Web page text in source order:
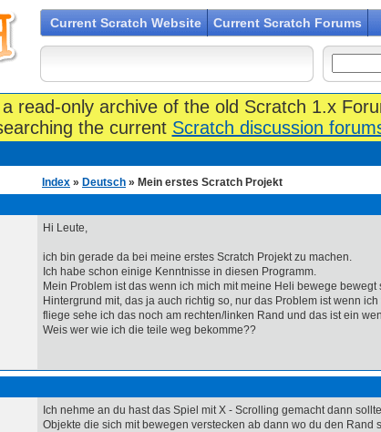
Current Scratch Website Current Scratch Forums
read-only archive of the old Scratch 1.x
the current Scratch discussion
Index » Deutsch » Mein erstes Scratch Projekt
Hi Leute,
ich bin gerade da bei meine erstes Scratch Projekt zu machen.
Ich habe schon einige Kenntnisse in diesen Programm.
Mein Problem ist das wenn ich mich mit meine Heli bewege bewegt
Hintergrund mit, das ja auch richtig so, nur das Problem ist wenn
fliege sehe ich das noch am rechten/linken Rand und das ist ein
Weis wer wie ich die teile weg bekomme??
Ich nehme an du hast das Spiel mit X - Scrolling gemacht dann
Objekte die sich mit bewegen verstecken ab dann wo du den Rand